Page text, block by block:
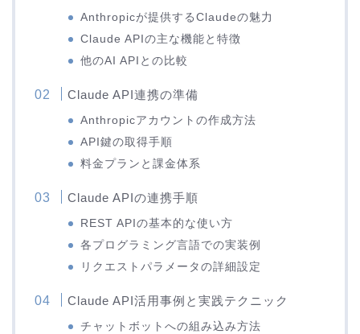
Anthropicが提供するClaudeの魅力
Claude APIの主な機能と特徴
他のAI APIとの比較
Claude API連携の準備
Anthropicアカウントの作成方法
API鍵の取得手順
料金プランと課金体系
Claude APIの連携手順
REST APIの基本的な使い方
各プログラミング言語での実装例
リクエストパラメータの詳細設定
Claude API活用事例と実践テクニック
チャットボットへの組み込み方法